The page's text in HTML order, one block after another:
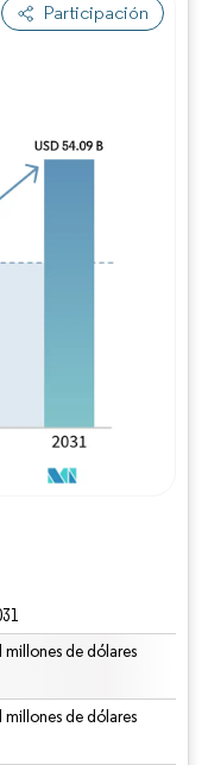
Participación
millones de dólares
millones de dólares